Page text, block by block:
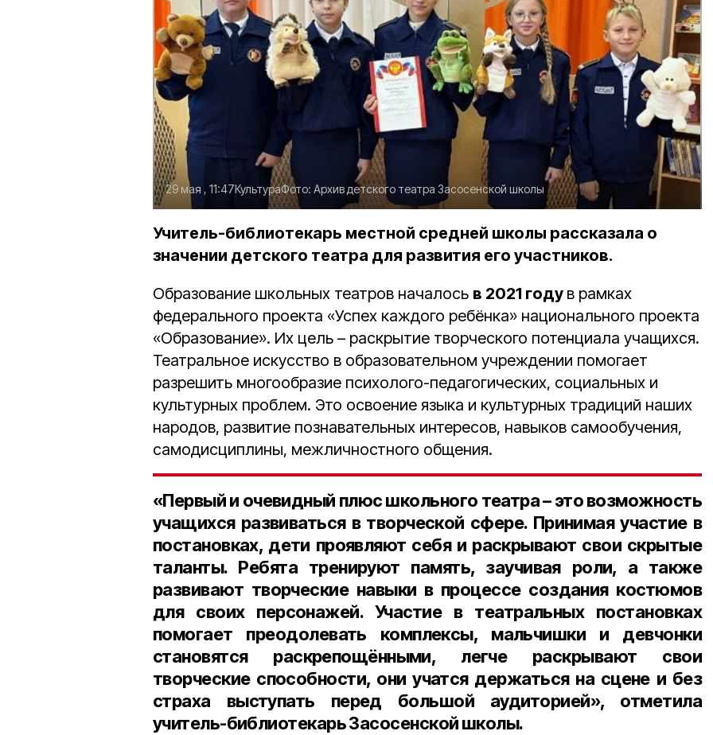
29 мая , 11:47КультураФото: Архив детского театра Засосенской школы
Учитель-библиотекарь местной средней школы рассказала о
значении детского театра для развития его участников.
Образование школьных театров началось в 2021 году в рамках
федерального проекта «Успех каждого ребёнка» национального проекта
«Образование». Их цель – раскрытие творческого потенциала учащихся.
Театральное искусство в образовательном учреждении помогает
разрешить многообразие психолого-педагогических, социальных и
культурных проблем. Это освоение языка и культурных традиций наших
народов, развитие познавательных интересов, навыков самообучения,
самодисциплины, межличностного общения.
«Первый и очевидный плюс школьного театра – это возможность
учащихся развиваться в творческой сфере. Принимая участие в
постановках, дети проявляют себя и раскрывают свои скрытые
таланты. Ребята тренируют память, заучивая роли, а также
развивают творческие навыки в процессе создания костюмов
для своих персонажей.Участие в театральных постановках
помогает преодолевать комплексы, мальчишки и девчонки
становятся раскрепощёнными, легче раскрывают свои
творческие способности, они учатся держаться на сцене и без
страха выступать перед большой аудиторией», отметила
учитель-библиотекарь Засосенской школы.